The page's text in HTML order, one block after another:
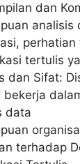
dan
analisis
tertulis
dan Sifat:
bekerja
data
terhadap